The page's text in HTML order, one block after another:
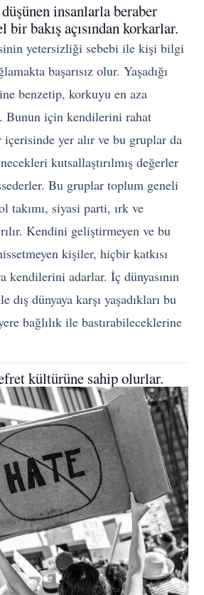
insanlarla beraber
bakış açısından korkarlar.
yetersizliği sebebi ile kişi bilgi
başarısız olur. Yaşadığı
benzetip, korkuyu en aza
Bunun için kendilerini rahat
yer alır ve bu gruplar da
kutsallaştırılmış değerler
Bu gruplar toplum geneli
takımı, siyasi parti, ırk ve
Kendini geliştirmeyen ve bu
kişiler, hiçbir katkısı
kendilerini adarlar. İç dünyasının
dış dünyaya karşı yaşadıkları bu
bağlılık ile bastırabileceklerine
kültürüne sahip olurlar.